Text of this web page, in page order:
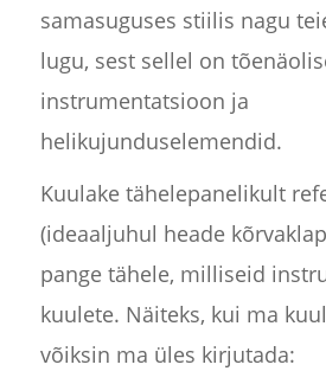
samasuguses stiilis nagu
lugu, sest sellel on
instrumentatsioon ja
helikujunduselemendid.
Kuulake tähelepanelikult
(ideaaljuhul heade
pange tähele, milliseid
kuulete. Näiteks, kui ma
võiksin ma üles kirjutada: